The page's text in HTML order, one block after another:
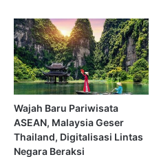
Wajah Baru Pariwisata
ASEAN, Malaysia Geser
Thailand, Digitalisasi Lintas
Negara Beraksi